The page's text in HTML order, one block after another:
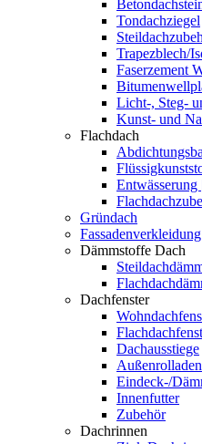
Tondachziegel
Trapezblech/
Faserzement
Licht-, Steg-
Kunst- und
Flachdach
Gründach
Fassadenverkleidung
Dämmstoffe Dach
Dachfenster
Dachausstiege
Außenrolladen
Eindeck-/
Innenfutter
Zubehör
Dachrinnen